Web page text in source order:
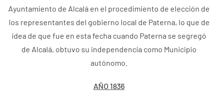
Ayuntamiento de Alcalá en el procedimiento de elección de
los representantes del gobierno local de Paterna, lo que de
idea de que fue en esta fecha cuando Paterna se segregó
de Alcalá, obtuvo su independencia como Municipio
autónomo.
AÑO 1836